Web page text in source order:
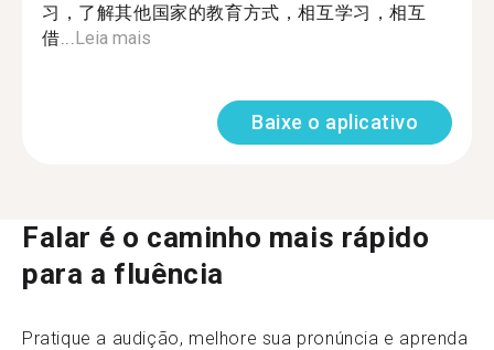
习，了解其他国家的教育方式，相互学习，相互
借... Leia mais
Baixe o aplicativo
Falar é o caminho mais rápido
para a fluência
Pratique a audição, melhore sua pronúncia e aprenda